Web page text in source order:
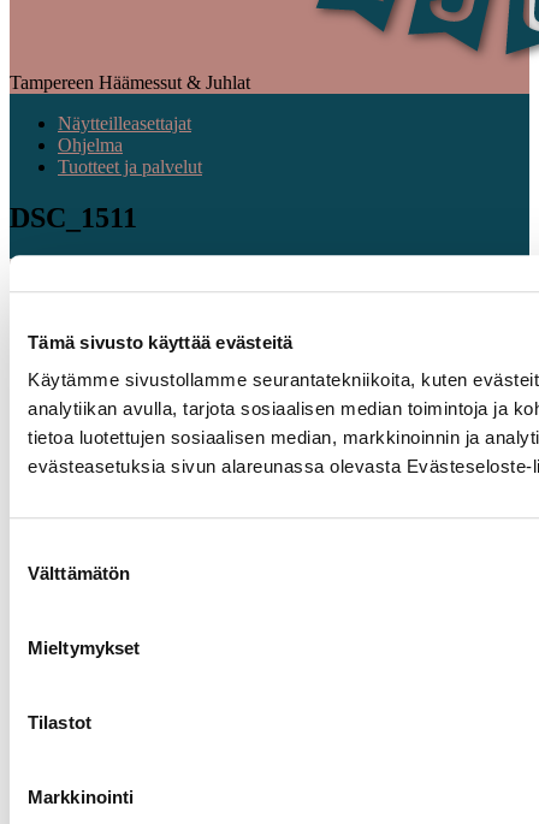
Tämä sivusto käyttää evästeitä
Käytämme sivustollamme seurantatekniikoita, kuten
analytiikan avulla, tarjota sosiaalisen median toimintoja ja
tietoa luotettujen sosiaalisen median, markkinoinnin ja
evästeasetuksia sivun alareunassa olevasta Evästeseloste-
valinta
Välttämätön
Mieltymykset
Tilastot
Markkinointi
Tampereen Häämessut & Juhlat
Näytteilleasettajat
Ohjelma
Tuotteet ja palvelut
DSC_1511